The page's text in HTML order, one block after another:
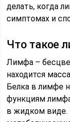
делать, когда
симптомах и
Что такое
Лимфа –
находится
Белка в лимфе
функциям
в жидком виде.